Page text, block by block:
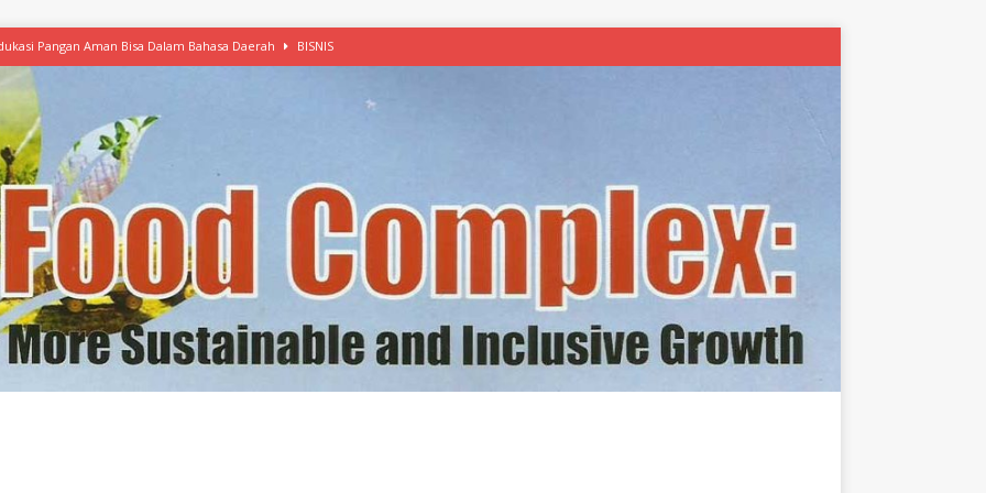
Mulai Ekspansi, IKEA dan MSC Dukung Seafood Berkelanjutan
Free Versi Healthy Choice, Tepung Talas Kimpul Pilihan Menu Sehat
Latih Olah Singkong, KKN Universitas Lampung Kenalkan Sosmocaf
Makanan dengan McCormick, Ciptakan Raksasa Rp1.100 Triliun
MSI: Potensi Singkong Bisa Ditingkatkan KEBIJAKAN